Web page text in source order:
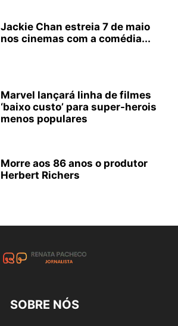
Jackie Chan estreia 7 de maio
nos cinemas com a comédia...
Marvel lançará linha de filmes
‘baixo custo’ para super-herois
menos populares
Morre aos 86 anos o produtor
Herbert Richers
SOBRE NÓS